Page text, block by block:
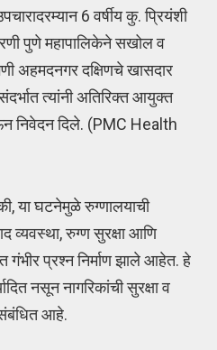
6 वर्षीय कु. प्रियंशी
पुणे महापालिकेने सखोल व
अहमदनगर दक्षिणचे खासदार
त्यांनी अतिरिक्त आयुक्त
निवेदन दिले. (PMC Health
या घटनेमुळे रुग्णालयाची
व्यवस्था, रुग्ण सुरक्षा आणि
गंभीर प्रश्न निर्माण झाले आहेत. हे
नसून नागरिकांची सुरक्षा व
संबंधित आहे.